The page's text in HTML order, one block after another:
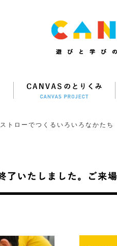
ストローでつくるいろいろなかたち